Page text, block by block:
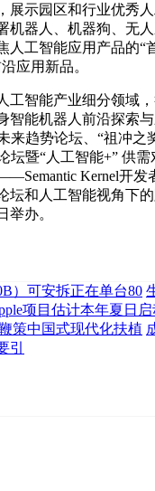
展示园区和行业优秀
机器人、机器狗、无人
人工智能应用产品的“
应用新品。
智能产业细分领域，
智能机器人前沿探索
来趋势论坛、“祖冲之
坛暨“人工智能+” 供
Kernel开发
坛和人工智能视角下
举办。
）可安拆正在单台80
项目估计本年夏日
策中国式现代化扶植
引